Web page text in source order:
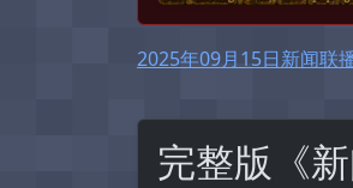
2025年09月15日新闻联
完整版《